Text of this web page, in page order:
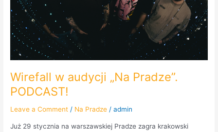
Wirefall w audycji „Na Pradze”.
PODCAST!
Leave a Comment / Na Pradze /admin
Już 29 stycznia na warszawskiej Pradze zagra krakowski